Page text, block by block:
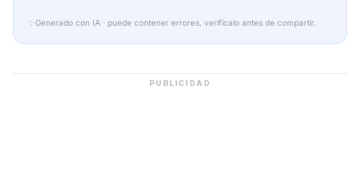
✨ Generado con IA · puede contener errores, verifícalo antes de compartir.
PUBLICIDAD